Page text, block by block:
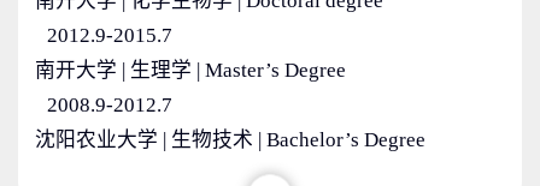
2012.9-2015.7
南开大学 | 生理学 | Master’s Degree
2008.9-2012.7
沈阳农业大学 | 生物技术 | Bachelor’s Degree